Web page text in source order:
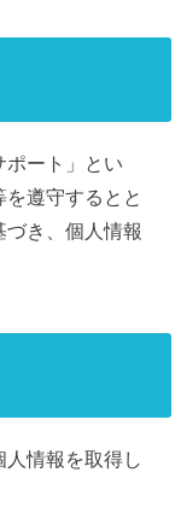
ポート」とい
遵守するとと
づき、個人情報
情報を取得し